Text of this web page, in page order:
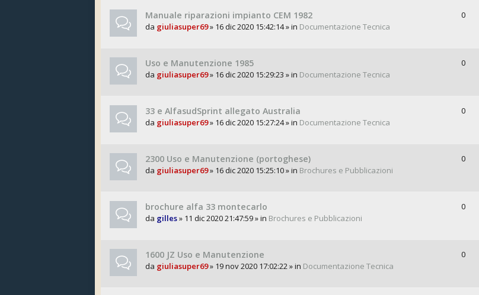
Manuale riparazioni impianto CEM 1982
da giuliasuper69» 16 dic 2020 15:42:14 » in Documentazione Tecnica
0
Uso e Manutenzione 1985
da giuliasuper69» 16 dic 2020 15:29:23 » in Documentazione Tecnica
0
33 e AlfasudSprint allegato Australia
da giuliasuper69» 16 dic 2020 15:27:24 » in Documentazione Tecnica
0
2300 Uso e Manutenzione (portoghese)
da giuliasuper69» 16 dic 2020 15:25:10 » in Brochures e Pubblicazioni
0
brochure alfa 33 montecarlo
da gilles» 11 dic 2020 21:47:59 » in Brochures e Pubblicazioni
0
1600 JZ Uso e Manutenzione
da giuliasuper69» 19 nov 2020 17:02:22 » in Documentazione Tecnica
0